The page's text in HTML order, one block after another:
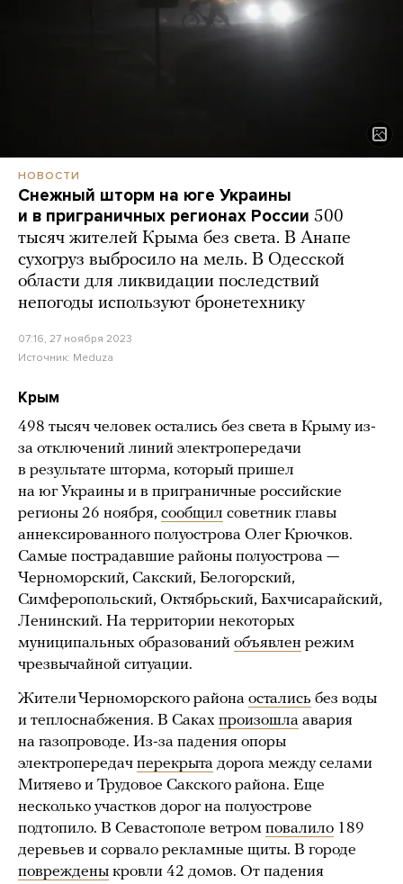
НОВОСТИ
Снежный шторм на юге Украины
и в приграничных регионах России 500
тысяч жителей Крыма без света. В Анапе
сухогруз выбросило на мель. В Одесской
области для ликвидации последствий
непогоды используют бронетехнику
07:16, 27 ноября 2023
Источник: Meduza
Крым
498 тысяч человек остались без света в Крыму из-
за отключений линий электропередачи
в результате шторма, который пришел
на юг Украины и в приграничные российские
регионы 26 ноября, сообщил советник главы
аннексированного полуострова Олег Крючков.
Самые пострадавшие районы полуострова —
Черноморский, Сакский, Белогорский,
Симферопольский, Октябрьский, Бахчисарайский,
Ленинский. На территории некоторых
муниципальных образований объявлен режим
чрезвычайной ситуации.
Жители Черноморского района остались без воды
и теплоснабжения. В Саках произошла авария
на газопроводе. Из-за падения опоры
электропередач перекрыта дорога между селами
Митяево и Трудовое Сакского района. Еще
несколько участков дорог на полуострове
подтопило. В Севастополе ветром повалило 189
деревьев и сорвало рекламные щиты. В городе
повреждены кровли 42 домов. От падения